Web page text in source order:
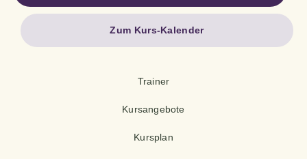
Zum Kurs-Kalender
Trainer
Kursangebote
Kursplan